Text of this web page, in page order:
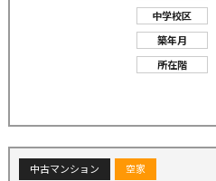
中学校区
築年月
所在階
中古マンション 空家